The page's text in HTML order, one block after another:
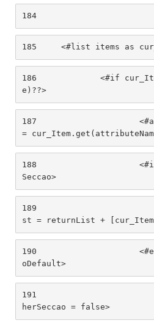
184
185
<#list items as
186
e)??>
187
=
188
Seccao>
189
st = returnList +
190
oDefault>
191
herSeccao = false>